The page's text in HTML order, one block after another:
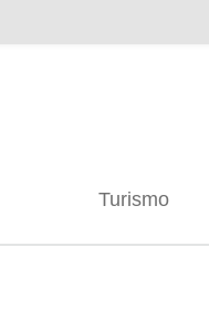
Turismo